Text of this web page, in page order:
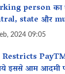
person का
state और
2024 09:05
Restricts
इससे आम आदमी